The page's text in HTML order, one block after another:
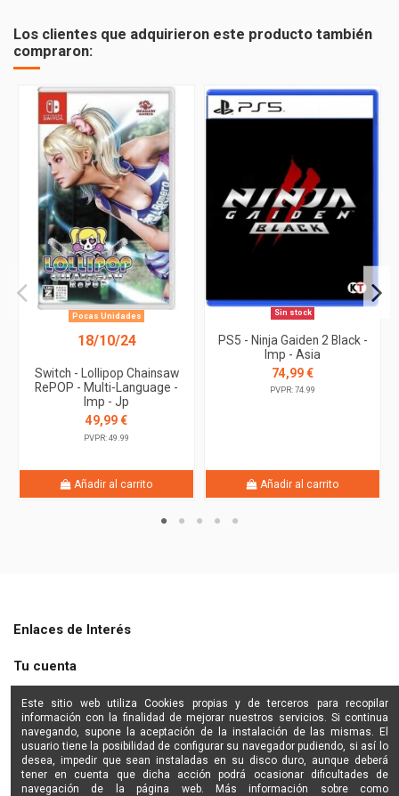
Los clientes que adquirieron este producto también
compraron:
Pocas Unidades
18/10/24
Switch - Lollipop Chainsaw
RePOP - Multi-Language -
Imp - Jp
49,99 €
PVPR: 49.99
Añadir al carrito
Sin stock
PS5 - Ninja Gaiden 2 Black -
Imp - Asia
74,99 €
PVPR: 74.99
Añadir al carrito
Enlaces de Interés
Tu cuenta
Shine Star
Contactanos
Este sitio web utiliza Cookies propias y de terceros para recopilar
información con la finalidad de mejorar nuestros servicios. Si continua
navegando, supone la aceptación de la instalación de las mismas. El
usuario tiene la posibilidad de configurar su navegador pudiendo, si así lo
desea, impedir que sean instaladas en su disco duro, aunque deberá
tener en cuenta que dicha acción podrá ocasionar dificultades de
navegación de la página web. Más información sobre como